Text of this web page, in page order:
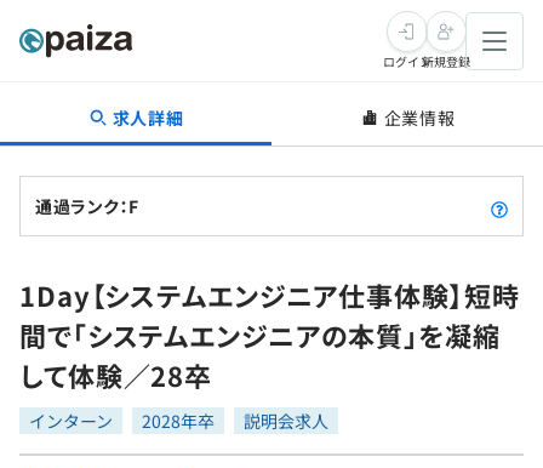
転職・キャリア
転職成功ガイド
転職エージェント
インタビュー
転職成功ガイド
新卒就活
求人検索
本選考
インターン
学習
問題集
プログラミング言語
ゲーム・マンガ
ログイン新規登録
求人詳細 企業情報
通過ランク：F
1Day【システムエンジニア仕事体験】短時
間で「システムエンジニアの本質」を凝縮
して体験／28卒
インターン 2028年卒 説明会求人